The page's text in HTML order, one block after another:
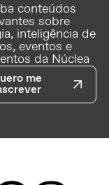
conteúdos
sobre
inteligência de
eventos e
da Núclea
me